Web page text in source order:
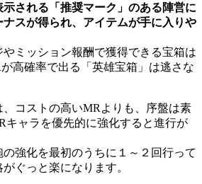
される「推奨マーク」のある陣営に
スが得られ、アイテムが手に入りや
ミッション報酬で獲得できる宝箱は
高確率で出る「英雄宝箱」は逃さな
コストの高いMRよりも、序盤は素
キャラを優先的に強化すると進行が
強化を最初のうちに１～２回行って
ぐっと楽になります。